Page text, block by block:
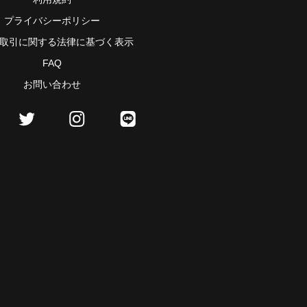
プライバシーポリシー
引に関する法律に基づく表示
FAQ
お問い合わせ